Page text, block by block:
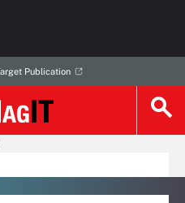
Publication